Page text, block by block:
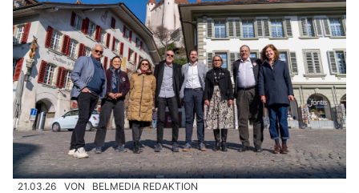
21.03.26 VON BELMEDIA REDAKTION